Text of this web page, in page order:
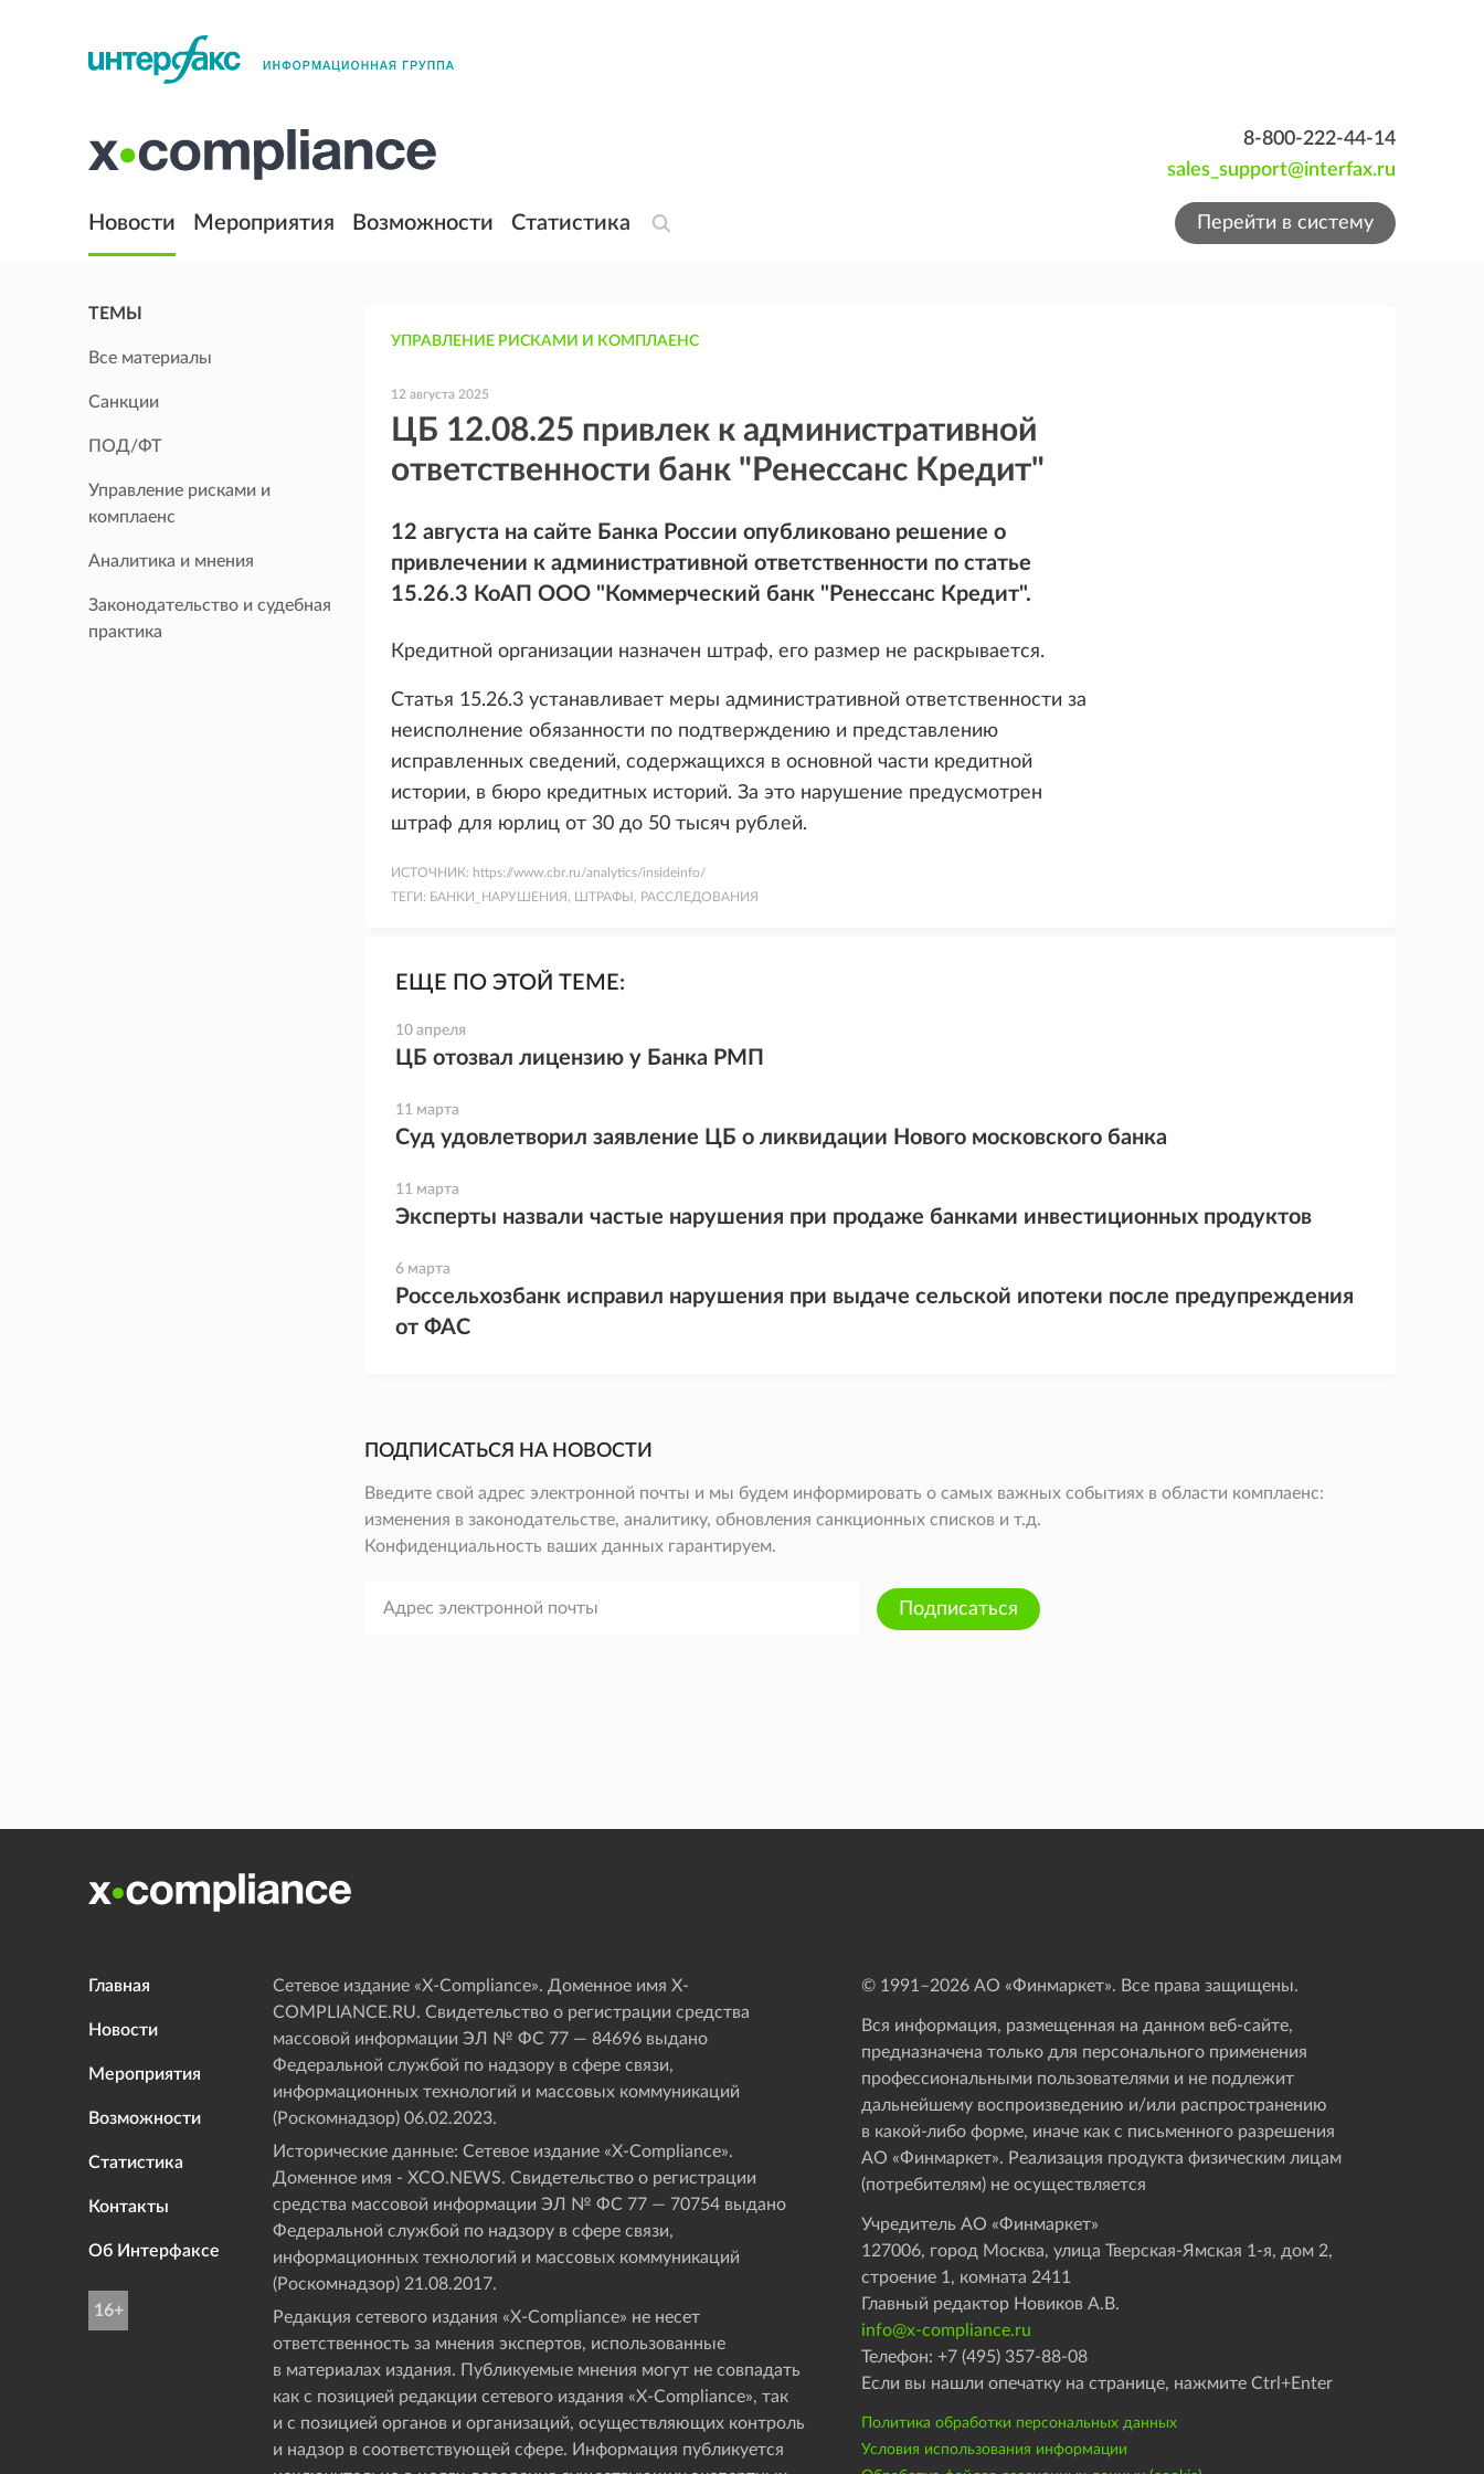
8-800-222-44-14
sales_support@interfax.ru
Новости Мероприятия Возможности Статистика Перейти в систему
ТЕМЫ
Все материалы
Санкции
ПОД/ФТ
Управление рисками и
комплаенс
Аналитика и мнения
Законодательство и судебная
практика
УПРАВЛЕНИЕ РИСКАМИ И КОМПЛАЕНС
12 августа 2025
ЦБ 12.08.25 привлек к административной
ответственности банк "Ренессанс Кредит"
12 августа на сайте Банка России опубликовано решение о
привлечении к административной ответственности по статье
15.26.3 КоАП ООО "Коммерческий банк "Ренессанс Кредит".
Кредитной организации назначен штраф, его размер не раскрывается.
Статья 15.26.3 устанавливает меры административной ответственности за
неисполнение обязанности по подтверждению и представлению
исправленных сведений, содержащихся в основной части кредитной
истории, в бюро кредитных историй. За это нарушение предусмотрен
штраф для юрлиц от 30 до 50 тысяч рублей.
ИСТОЧНИК: https://www.cbr.ru/analytics/insideinfo/
ТЕГИ: БАНКИ_НАРУШЕНИЯ, ШТРАФЫ, РАССЛЕДОВАНИЯ
ЕЩЕ ПО ЭТОЙ ТЕМЕ:
10 апреля
ЦБ отозвал лицензию у Банка РМП
11 марта
Суд удовлетворил заявление ЦБ о ликвидации Нового московского банка
11 марта
Эксперты назвали частые нарушения при продаже банками инвестиционных продуктов
6 марта
Россельхозбанк исправил нарушения при выдаче сельской ипотеки после предупреждения
от ФАС
ПОДПИСАТЬСЯ НА НОВОСТИ
Введите свой адрес электронной почты и мы будем информировать о самых важных событиях в области комплаенс:
изменения в законодательстве, аналитику, обновления санкционных списков и т.д.
Конфиденциальность ваших данных гарантируем.
Подписаться
Главная
Новости
Мероприятия
Возможности
Статистика
Контакты
Об Интерфаксе
16+
Сетевое издание «Х-Compliance». Доменное имя X-
COMPLIANCE.RU. Свидетельство о регистрации средства
массовой информации ЭЛ № ФС 77 — 84696 выдано
Федеральной службой по надзору в сфере связи,
информационных технологий и массовых коммуникаций
(Роскомнадзор) 06.02.2023.
Исторические данные: Сетевое издание «Х-Compliance».
Доменное имя - XCO.NEWS. Свидетельство о регистрации
средства массовой информации ЭЛ № ФС 77 — 70754 выдано
Федеральной службой по надзору в сфере связи,
информационных технологий и массовых коммуникаций
(Роскомнадзор) 21.08.2017.
Редакция сетевого издания «X-Compliance» не несет
ответственность за мнения экспертов, использованные
в материалах издания. Публикуемые мнения могут не совпадать
как с позицией редакции сетевого издания «X-Compliance», так
и с позицией органов и организаций, осуществляющих контроль
и надзор в соответствующей сфере. Информация публикуется
© 1991–2026АО «Финмаркет». Все права защищены.
Вся информация, размещенная на данном веб-сайте,
предназначена только для персонального применения
профессиональными пользователями и не подлежит
дальнейшему воспроизведению и/или распространению
в какой-либо форме, иначе как с письменного разрешения
АО «Финмаркет». Реализация продукта физическим лицам
(потребителям) не осуществляется
Учредитель АО «Финмаркет»
127006, город Москва, улица Тверская-Ямская 1-я, дом 2,
строение 1, комната 2411
Главный редактор Новиков А.В.
info@x-compliance.ru
Телефон: +7 (495) 357-88-08
Если вы нашли опечатку на странице, нажмите Ctrl+Enter
Политика обработки персональных данных
Условия использования информации